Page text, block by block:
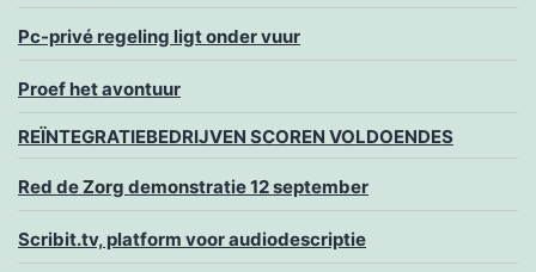
Pc-privé regeling ligt onder vuur
Proef het avontuur
REÏNTEGRATIEBEDRIJVEN SCOREN VOLDOENDES
Red de Zorg demonstratie 12 september
Scribit.tv, platform voor audiodescriptie